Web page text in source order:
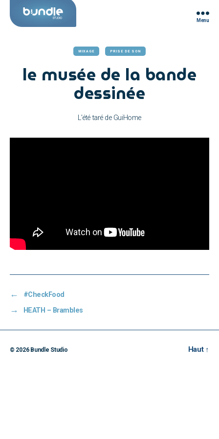
Menu
MIXAGE PRISE DE SON
le musée de la bande
dessinée
L’été taré de GuiHome
← #CheckFood
→ HEATH – Brambles
© 2026 Bundle Studio Haut ↑